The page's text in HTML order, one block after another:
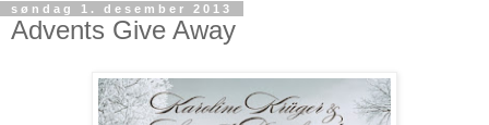
søndag 1. desember 2013
Advents Give Away